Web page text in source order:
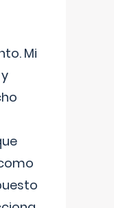
Mi